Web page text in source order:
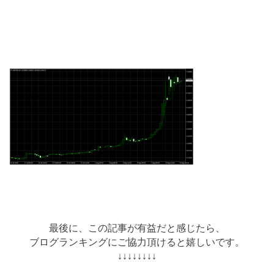
最後に、この記事が有益だと感じたら、
ブログランキングにご協力頂けると嬉しいです。
↓↓↓↓↓↓↓↓